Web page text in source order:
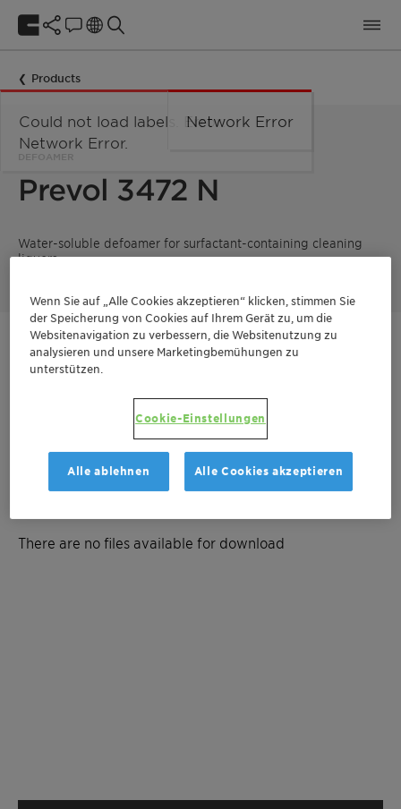
Products
Prevol 3472 N
Water-soluble defoamer for surfactant-containing cleaning
liquors.
Kontaktieren Sie uns
Kostenvoranschlag anfordern
There are no files available for download
Wenn Sie auf „Alle Cookies akzeptieren“ klicken, stimmen Sie
der Speicherung von Cookies auf Ihrem Gerät zu, um die
Websitenavigation zu verbessern, die Websitenutzung zu
analysieren und unsere Marketingbemühungen zu
unterstützen.
Cookie-Einstellungen
Alle ablehnen Alle Cookies akzeptieren
Could not load labels. Error:
Network Error.
Network Error